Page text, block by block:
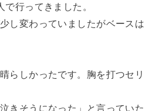
行ってきました。
し変わっていましたがベースは
らしかったです。胸を打つセリ
きそうになった」と言っていた